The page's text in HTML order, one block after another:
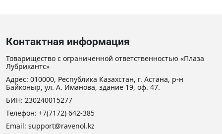
Контактная информация
Товарищество с ограниченной ответственностью «Плаза
Лубрикантс»
Адрес: 010000, Республика Казахстан, г. Астана, р-н
Байконыр, ул. А. Иманова, здание 19, оф. 47.
БИН: 230240015277
Телефон: +7(7172) 642-385
Email: support@ravenol.kz